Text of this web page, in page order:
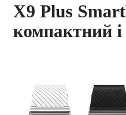
X9 Plus
компактний